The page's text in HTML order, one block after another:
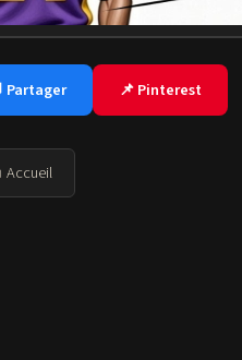
Partager 📌 Pinterest
Accueil